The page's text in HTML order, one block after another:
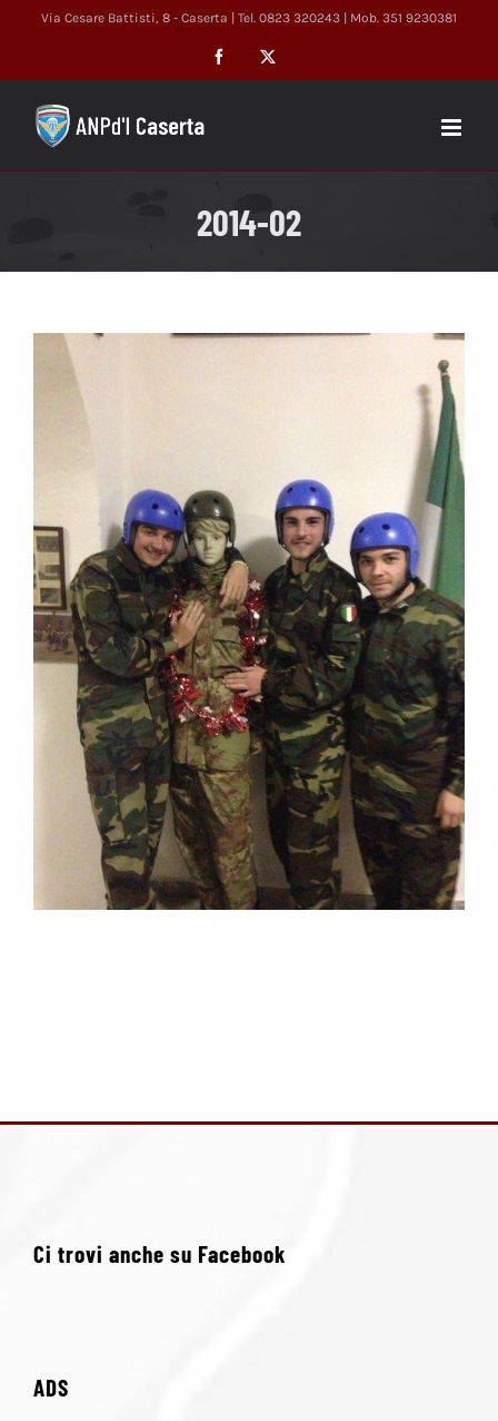
Via Cesare Battisti, 8 - Caserta | Tel. 0823 320243 | Mob. 351 9230381
Facebook
2014-02
Ingrandisci
immagine
Ci trovi anche su Facebook
ADS